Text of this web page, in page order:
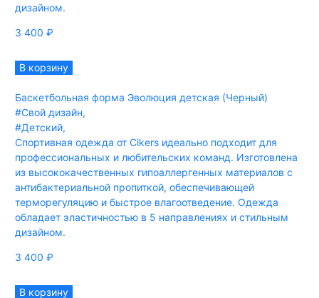
дизайном.
3 400 ₽
В корзину
Баскетбольная форма Эволюция детская (Черный)
#Свой дизайн,
#Детский,
Спортивная одежда от Cikers идеально подходит для
профессиональных и любительских команд. Изготовлена
из высококачественных гипоаллергенных материалов с
антибактериальной пропиткой, обеспечивающей
терморегуляцию и быстрое влагоотведение. Одежда
обладает эластичностью в 5 направлениях и стильным
дизайном.
3 400 ₽
В корзину